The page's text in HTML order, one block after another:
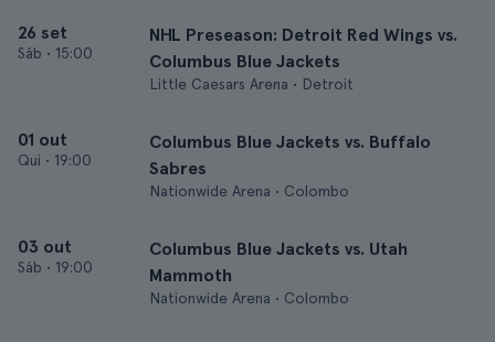
26 set
Sáb • 15:00
NHL Preseason: Detroit Red Wings vs.
Columbus Blue Jackets
Little Caesars Arena • Detroit
01 out
Qui • 19:00
Columbus Blue Jackets vs. Buffalo
Sabres
Nationwide Arena • Colombo
03 out
Sáb • 19:00
Columbus Blue Jackets vs. Utah
Mammoth
Nationwide Arena • Colombo